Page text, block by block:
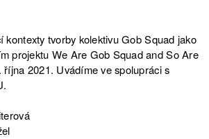
kontexty tvorby kolektivu Gob Squad jako
projektu We Are Gob Squad and So Are
2021. Uvádíme ve spolupráci s